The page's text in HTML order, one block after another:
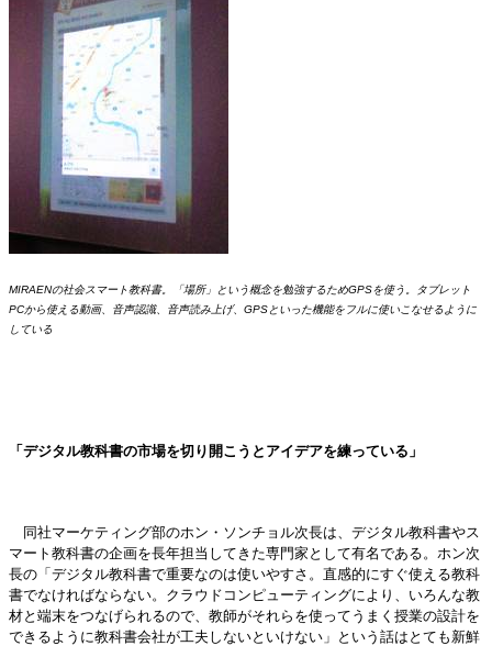
MIRAENの社会スマート教科書。「場所」という概念を勉強するためGPSを使う。タブレット
PCから使える動画、音声認識、音声読み上げ、GPSといった機能をフルに使いこなせるように
している
「デジタル教科書の市場を切り開こうとアイデアを練っている」
同社マーケティング部のホン・ソンチョル次長は、デジタル教科書やス
マート教科書の企画を長年担当してきた専門家として有名である。ホン次
長の「デジタル教科書で重要なのは使いやすさ。直感的にすぐ使える教科
書でなければならない。クラウドコンピューティングにより、いろんな教
材と端末をつなげられるので、教師がそれらを使ってうまく授業の設計を
できるように教科書会社が工夫しないといけない」という話はとても新鮮